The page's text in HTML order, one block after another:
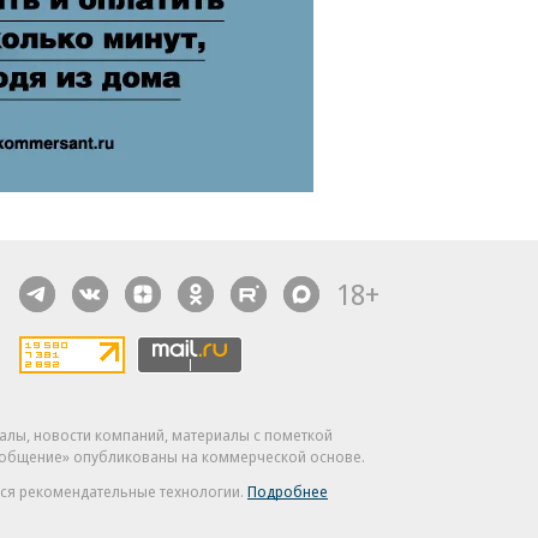
18+
новости компаний, материалы с пометкой
опубликованы на коммерческой основе.
рекомендательные технологии. Подробнее